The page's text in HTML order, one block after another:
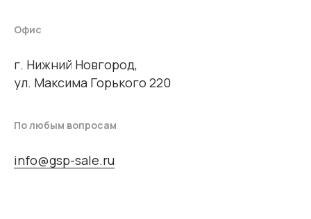
Офис
г. Нижний Новгород,
ул. Максима Горького 220
По любым вопросам
info@gsp-sale.ru